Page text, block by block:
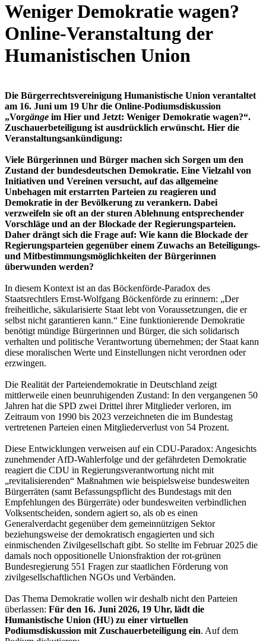
Weniger Demokratie wagen?
Online-Veranstaltung der
Humanistischen Union
Die Bürgerrechtsvereinigung Humanistische Union verantaltet
am 16. Juni um 19 Uhr die Online-Podiumsdiskussion
„Vorgänge im Hier und Jetzt: Weniger Demokratie wagen?“.
Zuschauerbeteiligung ist ausdrücklich erwünscht. Hier die
Veranstaltungsankündigung:
Viele Bürgerinnen und Bürger machen sich Sorgen um den
Zustand der bundesdeutschen Demokratie. Eine Vielzahl von
Initiativen und Vereinen versucht, auf das allgemeine
Unbehagen mit erstarrten Parteien zu reagieren und
Demokratie in der Bevölkerung zu verankern. Dabei
verzweifeln sie oft an der sturen Ablehnung entsprechender
Vorschläge und an der Blockade der Regierungsparteien.
Daher drängt sich die Frage auf: Wie kann die Blockade der
Regierungsparteien gegenüber einem Zuwachs an Beteiligungs-
und Mitbestimmungsmöglichkeiten der Bürgerinnen
überwunden werden?
In diesem Kontext ist an das Böckenförde-Paradox des
Staatsrechtlers Ernst-Wolfgang Böckenförde zu erinnern: „Der
freiheitliche, säkularisierte Staat lebt von Voraussetzungen, die er
selbst nicht garantieren kann.“ Eine funktionierende Demokratie
benötigt mündige Bürgerinnen und Bürger, die sich solidarisch
verhalten und politische Verantwortung übernehmen; der Staat kann
diese moralischen Werte und Einstellungen nicht verordnen oder
erzwingen.
Die Realität der Parteiendemokratie in Deutschland zeigt
mittlerweile einen beunruhigenden Zustand: In den vergangenen 50
Jahren hat die SPD zwei Drittel ihrer Mitglieder verloren, im
Zeitraum von 1990 bis 2023 verzeichneten die im Bundestag
vertretenen Parteien einen Mitgliederverlust von 54 Prozent.
Diese Entwicklungen verweisen auf ein CDU-Paradox: Angesichts
zunehmender AfD-Wahlerfolge und der gefährdeten Demokratie
reagiert die CDU in Regierungsverantwortung nicht mit
„revitalisierenden“ Maßnahmen wie beispielsweise bundesweiten
Bürgerräten (samt Befassungspflicht des Bundestags mit den
Empfehlungen des Bürgerräte) oder bundesweiten verbindlichen
Volksentscheiden, sondern agiert so, als ob es einen
Generalverdacht gegenüber dem gemeinnützigen Sektor
beziehungsweise der demokratisch engagierten und sich
einmischenden Zivilgesellschaft gibt. So stellte im Februar 2025 die
damals noch oppositionelle Unionsfraktion der rot-grünen
Bundesregierung 551 Fragen zur staatlichen Förderung von
zivilgesellschaftlichen NGOs und Verbänden.
Das Thema Demokratie wollen wir deshalb nicht den Parteien
überlassen: Für den 16. Juni 2026, 19 Uhr, lädt die
Humanistische Union (HU) zu einer virtuellen
Podiumsdiskussion mit Zuschauerbeteiligung ein. Auf dem